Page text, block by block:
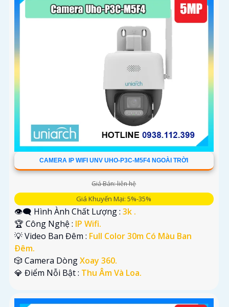
CAMERA IP WIFI UNV UHO-P3C-M5F4 NGOÀI TRỜI
Giá Bán: liên hệ
Giá Khuyến Mại: 5%-35%
👁️‍🗨 Hình Ành Chất Lượng : 3k .
🏆 Công Nghệ : IP Wifi.
💡 Video Ban Đêm : Full Color 30m Có Màu Ban
Ðêm.
🎲 Camera DòngXoay 360.
️💎 Điểm Nỗi Bật : Thu Âm Và Loa.